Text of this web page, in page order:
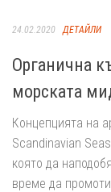
24.02.2020 ДЕТАЙЛИ
Органична
морската
Концепцията на
Scandinavian
която да
време да